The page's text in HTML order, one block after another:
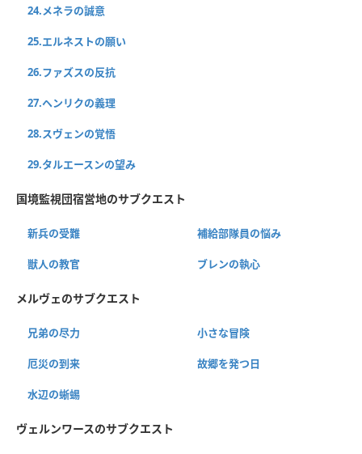
24.メネラの誠意
25.エルネストの願い
26.ファズスの反抗
27.ヘンリクの義理
28.スヴェンの覚悟
29.タルエースンの望み
国境監視団宿営地のサブクエスト
新兵の受難 補給部隊員の悩み
獣人の教官 ブレンの執心
メルヴェのサブクエスト
兄弟の尽力 小さな冒険
厄災の到来 故郷を発つ日
水辺の蜥蜴
ヴェルンワースのサブクエスト